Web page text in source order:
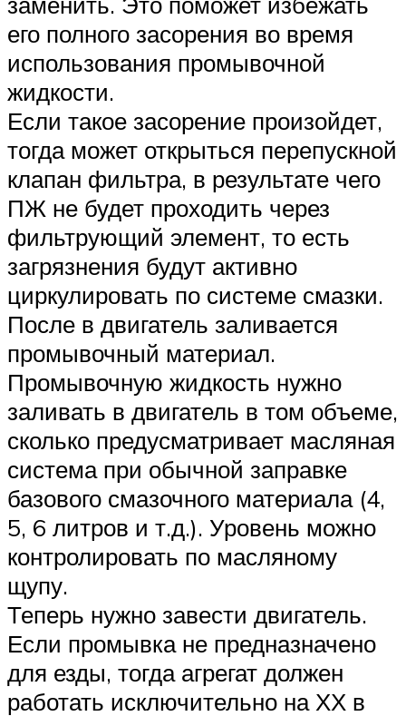
его полного засорения во время
использования промывочной
жидкости.
Если такое засорение произойдет,
тогда может открыться перепускной
клапан фильтра, в результате чего
ПЖ не будет проходить через
фильтрующий элемент, то есть
загрязнения будут активно
циркулировать по системе смазки.
После в двигатель заливается
промывочный материал.
Промывочную жидкость нужно
заливать в двигатель в том объеме,
сколько предусматривает масляная
система при обычной заправке
базового смазочного материала (4,
5, 6 литров и т.д.). Уровень можно
контролировать по масляному
щупу.
Теперь нужно завести двигатель.
Если промывка не предназначено
для езды, тогда агрегат должен
работать исключительно на ХХ в